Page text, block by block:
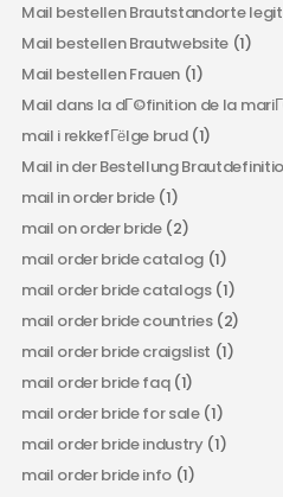
Mail bestellen Brautstandorte
Mail bestellen Brautwebsite (1)
Mail bestellen Frauen (1)
Mail dans la dГ©finition de la
mail i rekkefГёlge brud(1)
Mail in der Bestellung
mail in order bride(1)
mail on order bride(2)
mail order bride catalog (1)
mail order bride catalogs(1)
mail order bride countries(2)
mail order bride craigslist (1)
mail order bride faq(1)
mail order bride for sale(1)
mail order bride industry(1)
mail order bride info (1)